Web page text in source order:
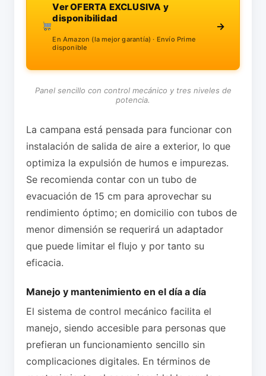
Ver OFERTA EXCLUSIVA y
disponibilidad
En Amazon (la mejor garantía) · Envío Prime
disponible
→
Panel sencillo con control mecánico y tres niveles de
potencia.
La campana está pensada para funcionar con
instalación de salida de aire a exterior, lo que
optimiza la expulsión de humos e impurezas.
Se recomienda contar con un tubo de
evacuación de 15 cm para aprovechar su
rendimiento óptimo; en domicilio con tubos de
menor dimensión se requerirá un adaptador
que puede limitar el flujo y por tanto su
eficacia.
Manejo y mantenimiento en el día a día
El sistema de control mecánico facilita el
manejo, siendo accesible para personas que
prefieran un funcionamiento sencillo sin
complicaciones digitales. En términos de